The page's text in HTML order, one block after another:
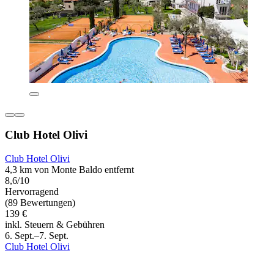
Club Hotel Olivi
Club Hotel Olivi
4,3 km von Monte Baldo entfernt
8,6/10
Hervorragend
(89 Bewertungen)
139 €
inkl. Steuern & Gebühren
6. Sept.–7. Sept.
Club Hotel Olivi